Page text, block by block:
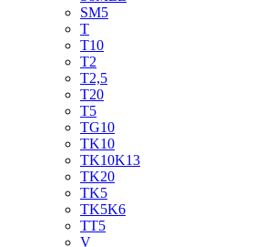
SM5
T
T10
T2
T2,5
T20
T5
TG10
TK10
TK10K13
TK20
TK5
TK5K6
TT5
V